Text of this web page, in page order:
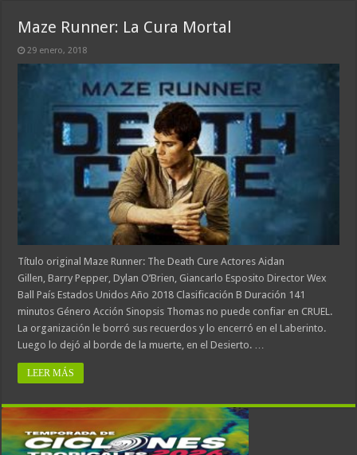
Maze Runner: La Cura Mortal
29 enero, 2018
Título original Maze Runner: The Death Cure Actores Aidan
Gillen, Barry Pepper, Dylan O’Brien, Giancarlo Esposito Director Wex
Ball País Estados Unidos Año 2018 Clasificación B Duración 141
minutos Género Acción Sinopsis Thomas no puede confiar en CRUEL.
La organización le borró sus recuerdos y lo encerró en el Laberinto.
Luego lo dejó al borde de la muerte, en el Desierto. …
LEER MÁS